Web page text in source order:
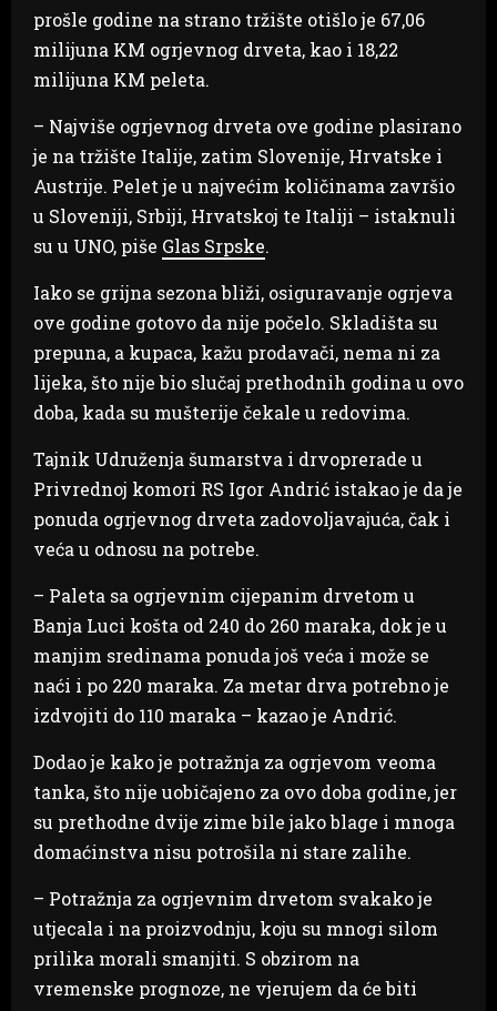
prošle godine na strano tržište otišlo je 67,06
milijuna KM ogrjevnog drveta, kao i 18,22
milijuna KM peleta.
– Najviše ogrjevnog drveta ove godine plasirano
je na tržište Italije, zatim Slovenije, Hrvatske i
Austrije. Pelet je u najvećim količinama završio
u Sloveniji, Srbiji, Hrvatskoj te Italiji – istaknuli
su u UNO, piše Glas Srpske.
Iako se grijna sezona bliži, osiguravanje ogrjeva
ove godine gotovo da nije počelo. Skladišta su
prepuna, a kupaca, kažu prodavači, nema ni za
lijeka, što nije bio slučaj prethodnih godina u ovo
doba, kada su mušterije čekale u redovima.
Tajnik Udruženja šumarstva i drvoprerade u
Privrednoj komori RS Igor Andrić istakao je da je
ponuda ogrjevnog drveta zadovoljavajuća, čak i
veća u odnosu na potrebe.
– Paleta sa ogrjevnim cijepanim drvetom u
Banja Luci košta od 240 do 260 maraka, dok je u
manjim sredinama ponuda još veća i može se
naći i po 220 maraka. Za metar drva potrebno je
izdvojiti do 110 maraka – kazao je Andrić.
Dodao je kako je potražnja za ogrjevom veoma
tanka, što nije uobičajeno za ovo doba godine, jer
su prethodne dvije zime bile jako blage i mnoga
domaćinstva nisu potrošila ni stare zalihe.
– Potražnja za ogrjevnim drvetom svakako je
utjecala i na proizvodnju, koju su mnogi silom
prilika morali smanjiti. S obzirom na
vremenske prognoze, ne vjerujem da će biti